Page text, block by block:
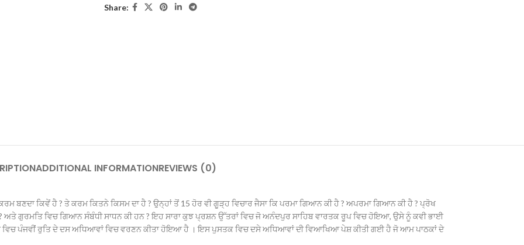
Share:
ADDITIONAL INFORMATIONREVIEWS (0)
ਬਣਦਾ ਕਿਵੇਂ ਹੈ ? ਤੇ ਕਰਮ ਕਿਤਨੇ ਕਿਸਮ ਦਾ ਹੈ ? ਉਨ੍ਹਾਂ ਤੋਂ 15 ਹੋਰ ਵੀ ਗੂੜ੍ਹ ਵਿਚਾਰ ਜੈਸਾ ਕਿ ਪਰਮਾ ਗਿਆਨ ਕੀ ਹੈ ? ਅਪਰਮਾ ਗਿਆਨ ਕੀ ਹੈ ? ਪ੍ਰੋਖ
ਗੁਰਮਤਿ ਵਿਚ ਗਿਆਨ ਸੰਬੰਧੀ ਸਾਧਨ ਕੀ ਹਨ ? ਇਹ ਸਾਰਾ ਕੁਝ ਪ੍ਰਸ਼ਨ ਉੱਤਰਾਂ ਵਿਚ ਜੋ ਅਨੰਦਪੁਰ ਸਾਹਿਬ ਵਾਰਤਕ ਰੂਪ ਵਿਚ ਹੋਇਆ, ਉਸੇ ਨੂੰ ਕਵੀ ਭਾਈ
ਵਿਚ ਪੰਜਵੀਂ ਰੁਤਿ ਦੇ ਦਸ ਅਧਿਆਵਾਂ ਵਿਚ ਵਰਣਨ ਕੀਤਾ ਹੋਇਆ ਹੈ । ਇਸ ਪੁਸਤਕ ਵਿਚ ਦਸੇ ਅਧਿਆਵਾਂ ਦੀ ਵਿਆਖਿਆ ਪੇਸ਼ ਕੀਤੀ ਗਈ ਹੈ ਜੋ ਆਮ ਪਾਠਕਾਂ ਦੇ